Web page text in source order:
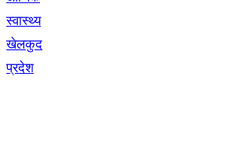
स्वास्थ्य
खेलकुद
प्रदेश